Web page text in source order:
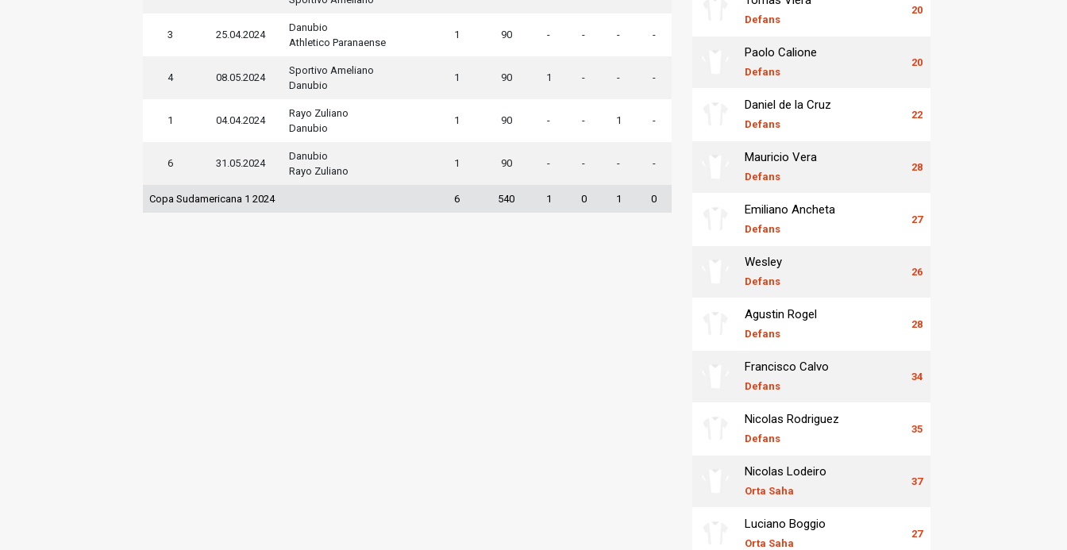
3 25.04.2024
Danubio
Athletico Paranaense
1 90 - - - -
4 08.05.2024
Sportivo Ameliano
Danubio
1 90 1 - - -
1 04.04.2024
Rayo Zuliano
Danubio
1 90 - - 1 -
6 31.05.2024
Danubio
Rayo Zuliano
1 90 - - - -
Copa Sudamericana 1 2024 6 540 1 0 1 0
Defans
20
Paolo Calione
Defans
20
Daniel de la Cruz
Defans
22
Mauricio Vera
Defans
28
Emiliano Ancheta
Defans
27
Wesley
Defans
26
Agustin Rogel
Defans
28
Francisco Calvo
Defans
34
Nicolas Rodriguez
Defans
35
Nicolas Lodeiro
Orta Saha
37
Luciano Boggio
Orta Saha
27